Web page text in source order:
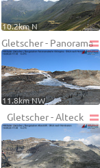
10.2km N
Gletscher - Panorama
11.8km NW
Gletscher - Alteck